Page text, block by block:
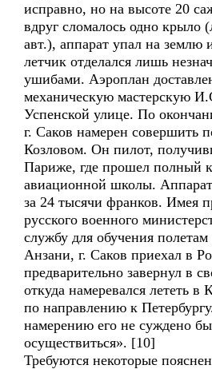
исправно, но на высоте 20
вдруг сломалось одно крыло
авт.), аппарат упал на землю
летчик отделался лишь
ушибами. Аэроплан
механическую мастерскую
Успенской улице. По
г. Саков намерен совершить
Козловом. Он пилот,
Париже, где прошел полный
авиационной школы.
за 24 тысячи франков. Имея
русского военного
службу для обучения
Анзани, г. Саков приехал в
предварительно завернул в
откуда намеревался лететь в
по направлению к
намерению его не суждено
осуществиться». [10]
Требуются некоторые